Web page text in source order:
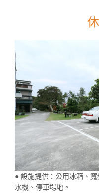
● 設施提供：公用冰箱、
水機、停車場地。